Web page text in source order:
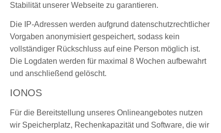
Stabilität unserer Webseite zu garantieren.
Die IP-Adressen werden aufgrund datenschutzrechtlicher
Vorgaben anonymisiert gespeichert, sodass kein
vollständiger Rückschluss auf eine Person möglich ist.
Die Logdaten werden für maximal 8 Wochen aufbewahrt
und anschließend gelöscht.
IONOS
Für die Bereitstellung unseres Onlineangebotes nutzen
wir Speicherplatz, Rechenkapazität und Software, die wir